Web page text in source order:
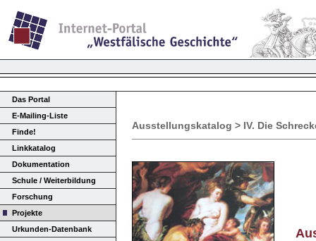
Das Portal
E-Mailing-Liste
Finde!
Linkkatalog
Dokumentation
Schule / Weiterbildung
Forschung
Projekte
Urkunden-Datenbank
Ausstellungskatalog > IV. Die